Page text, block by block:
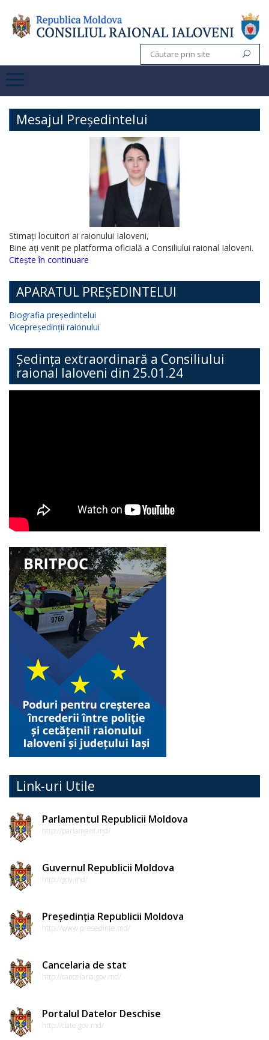
Mesajul Președintelui
Stimați locuitori ai raionului Ialoveni,
Bine ați venit pe platforma oficială a Consiliului raional Ialoveni.
Citește în continuare
APARATUL PREȘEDINTELUI
Biografia președintelui
Vicepreședinții raionului
Ședința extraordinară a Consiliului
raional Ialoveni din 25.01.24
Link-uri Utile
Parlamentul Republicii Moldova
http://parlament.md/
Guvernul Republicii Moldova
http://gov.md/
Președinția Republicii Moldova
http://www.presedinte.md/
Cancelaria de stat
http://cancelaria.gov.md/
Portalul Datelor Deschise
http://date.gov.md/